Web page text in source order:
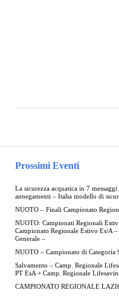
Prossimi Eventi
La sicurezza acquatica in 7
annegamenti – Italia modello di
NUOTO – Finali Campionato
NUOTO: Campionati Regionali
Campionato Regionale Estivo Es/A
Generale –
NUOTO – Campionato di Categoria
Salvamento – Camp. Regionale
PT EsA + Camp. Regionale
CAMPIONATO REGIONALE